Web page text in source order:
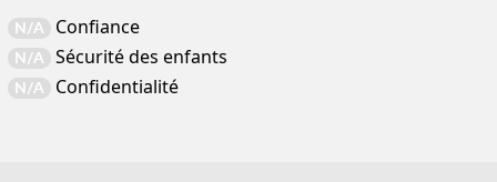
N/A Confiance
N/A Sécurité des enfants
N/A Confidentialité